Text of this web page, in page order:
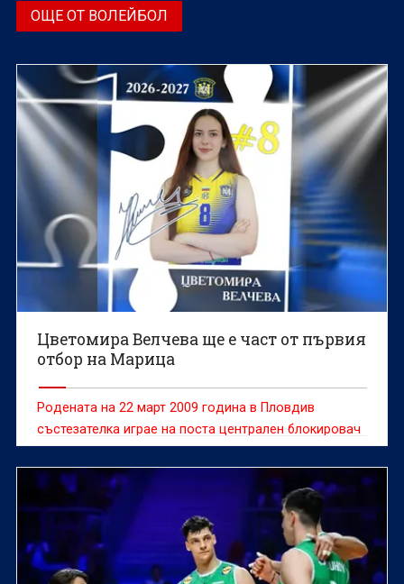
ОЩЕ ОТ ВОЛЕЙБОЛ
Цветомира Велчева ще е част от първия
отбор на Марица
Родената на 22 март 2009 година в Пловдив
състезателка играе на поста централен блокировач